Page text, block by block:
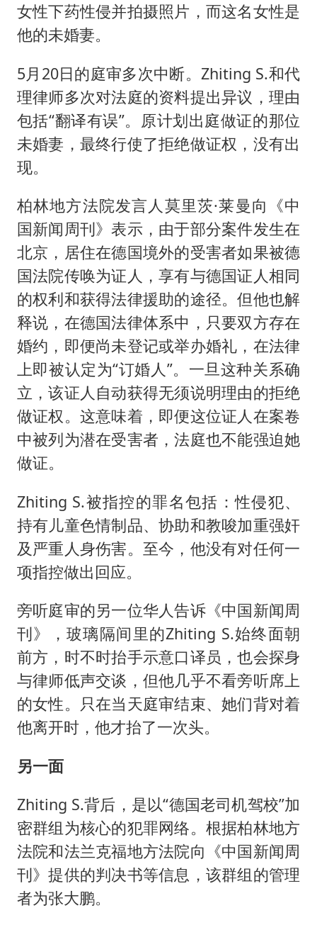
女性下药性侵并拍摄照片，而这名女性是
他的未婚妻。
5月20日的庭审多次中断。Zhiting S.和代
理律师多次对法庭的资料提出异议，理由
包括“翻译有误”。原计划出庭做证的那位
未婚妻，最终行使了拒绝做证权，没有出
现。
柏林地方法院发言人莫里茨·莱曼向《中
国新闻周刊》表示，由于部分案件发生在
北京，居住在德国境外的受害者如果被德
国法院传唤为证人，享有与德国证人相同
的权利和获得法律援助的途径。但他也解
释说，在德国法律体系中，只要双方存在
婚约，即便尚未登记或举办婚礼，在法律
上即被认定为“订婚人”。一旦这种关系确
立，该证人自动获得无须说明理由的拒绝
做证权。这意味着，即便这位证人在案卷
中被列为潜在受害者，法庭也不能强迫她
做证。
Zhiting S.被指控的罪名包括：性侵犯、
持有儿童色情制品、协助和教唆加重强奸
及严重人身伤害。至今，他没有对任何一
项指控做出回应。
旁听庭审的另一位华人告诉《中国新闻周
刊》，玻璃隔间里的Zhiting S.始终面朝
前方，时不时抬手示意口译员，也会探身
与律师低声交谈，但他几乎不看旁听席上
的女性。只在当天庭审结束、她们背对着
他离开时，他才抬了一次头。
另一面
Zhiting S.背后，是以“德国老司机驾校”加
密群组为核心的犯罪网络。根据柏林地方
法院和法兰克福地方法院向《中国新闻周
刊》提供的判决书等信息，该群组的管理
者为张大鹏。